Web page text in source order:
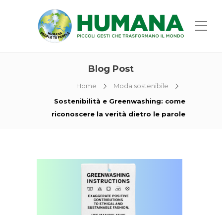
Blog Post
Home
Moda sostenibile
Sostenibilità e Greenwashing: come
riconoscere la verità dietro le parole